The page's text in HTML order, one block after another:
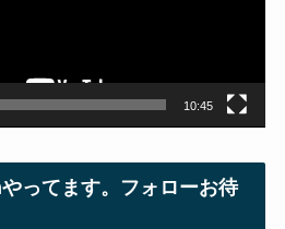
10:45
ってます。フォローお待